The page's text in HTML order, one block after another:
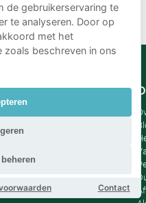
B.V.
de gebruikerservaring te
te analyseren. Door op
met het
beschreven in ons
Contact